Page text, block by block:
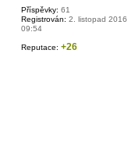
Příspěvky: 61
Registrován: 2. listopad 2016
09:54
Reputace: +26